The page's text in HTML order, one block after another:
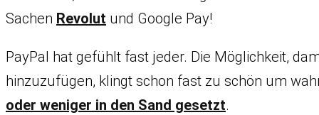
Sachen Revolut und Google Pay!
PayPal hat gefühlt fast jeder. Die Möglichkeit,
hinzuzufügen, klingt schon fast zu schön um
oder weniger in den Sand gesetzt.